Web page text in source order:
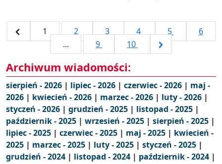
1 2 3 4 5
6
...
9 10
Archiwum wiadomości:
sierpień - 2026 | lipiec - 2026 | czerwiec - 2026 | maj -
2026 | kwiecień - 2026 | marzec - 2026 | luty - 2026 |
styczeń - 2026 | grudzień - 2025 | listopad - 2025 |
październik - 2025 | wrzesień - 2025 | sierpień - 2025 |
lipiec - 2025 | czerwiec - 2025 | maj - 2025 | kwiecień -
2025 | marzec - 2025 | luty - 2025 | styczeń - 2025 |
grudzień - 2024 | listopad - 2024 | październik - 2024 |